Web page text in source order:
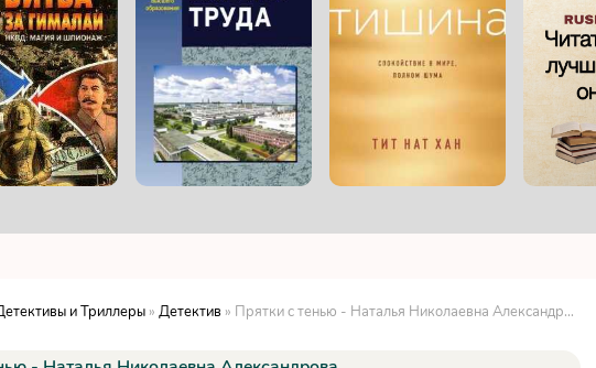
и Триллеры » Детектив » Прятки с тенью - Наталья Николаевна Александрова